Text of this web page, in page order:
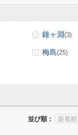
鐘ヶ淵(3)
梅島(25)
並び順：